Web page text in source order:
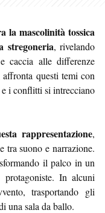
la mascolinità tossica
stregoneria, rivelando
caccia alle differenze
questi temi con
i conflitti si intrecciano
rappresentazione,
tra suono e narrazione.
il palco in un
In alcuni
trasportando gli
una sala da ballo.